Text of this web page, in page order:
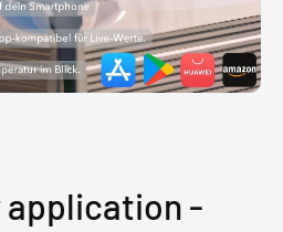
application -